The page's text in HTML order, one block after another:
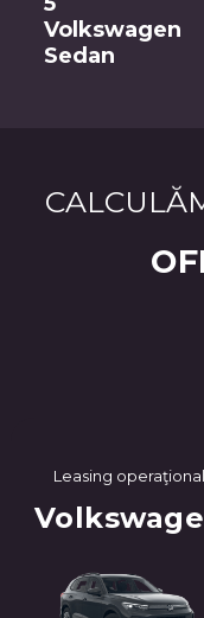
Volkswagen
Sedan
Leasing operaţional